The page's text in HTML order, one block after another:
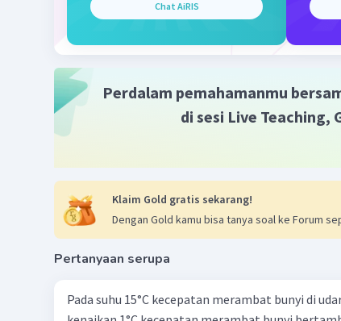
Chat AiRIS
Perdalam pemahamanmu
di sesi Live Teaching,
Klaim Gold gratis sekarang!
Dengan Gold kamu bisa tanya soal ke Forum
Pertanyaan serupa
Pada suhu 15°C kecepatan merambat bunyi di